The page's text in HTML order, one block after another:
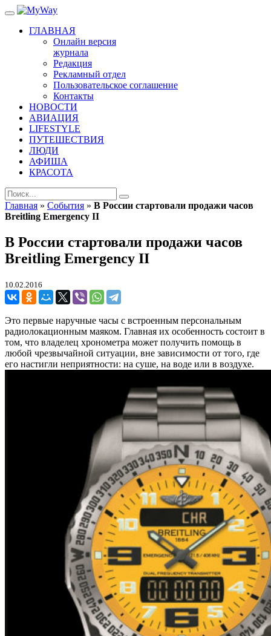
ГЛАВНАЯ
Онлайн версия
журнала
Редакция
Рекламный отдел
Пользовательское соглашение
Контакты
НОВОСТИ
АВИАЦИЯ
LIFESTYLE
ПУТЕШЕСТВИЯ
ЛЮДИ
АФИША
КРАСОТА
Главная » События » В России стартовали продажи часов
Breitling Emergency II
В России стартовали продажи часов
Breitling Emergency II
10.02.2016
Это первые наручные часы с встроенным персональным
радиолокационным маяком. Главная их особенность состоит в
том, что владелец хронометра может получить помощь в
любой чрезвычайной ситуации, вне зависимости от того, где
его настигли неприятности: на суше, на воде или в воздухе.